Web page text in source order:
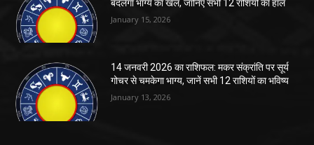
बदलेगा भाग्य का खेल, जानिए सभी 12 राशियों का हाल
January 15, 2026
14 जनवरी 2026 का राशिफल: मकर संक्रांति पर सूर्य
गोचर से चमकेगा भाग्य, जानें सभी 12 राशियों का भविष्य
January 13, 2026